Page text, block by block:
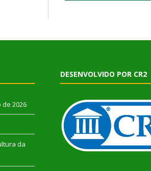
de 2026
da
DESENVOLVIDO POR CR2